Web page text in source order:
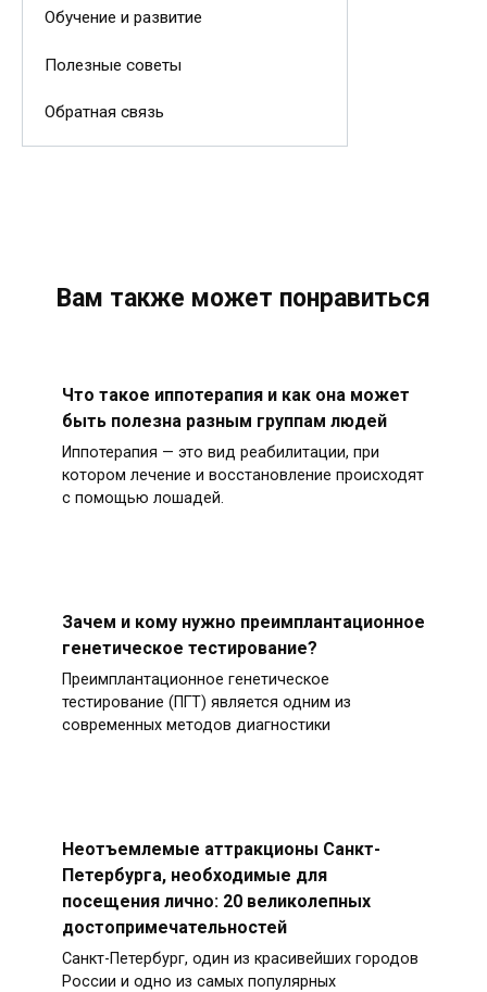
Обучение и развитие
Полезные советы
Обратная связь
Вам также может понравиться
Что такое иппотерапия и как она может
быть полезна разным группам людей
Иппотерапия — это вид реабилитации, при
котором лечение и восстановление происходят
с помощью лошадей.
Зачем и кому нужно преимплантационное
генетическое тестирование?
Преимплантационное генетическое
тестирование (ПГТ) является одним из
современных методов диагностики
Неотъемлемые аттракционы Санкт-
Петербурга, необходимые для
посещения лично: 20 великолепных
достопримечательностей
Санкт-Петербург, один из красивейших городов
России и одно из самых популярных